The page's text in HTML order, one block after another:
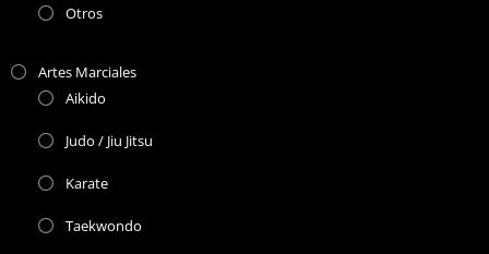
Otros
Artes Marciales
Aikido
Judo / Jiu Jitsu
Karate
Taekwondo